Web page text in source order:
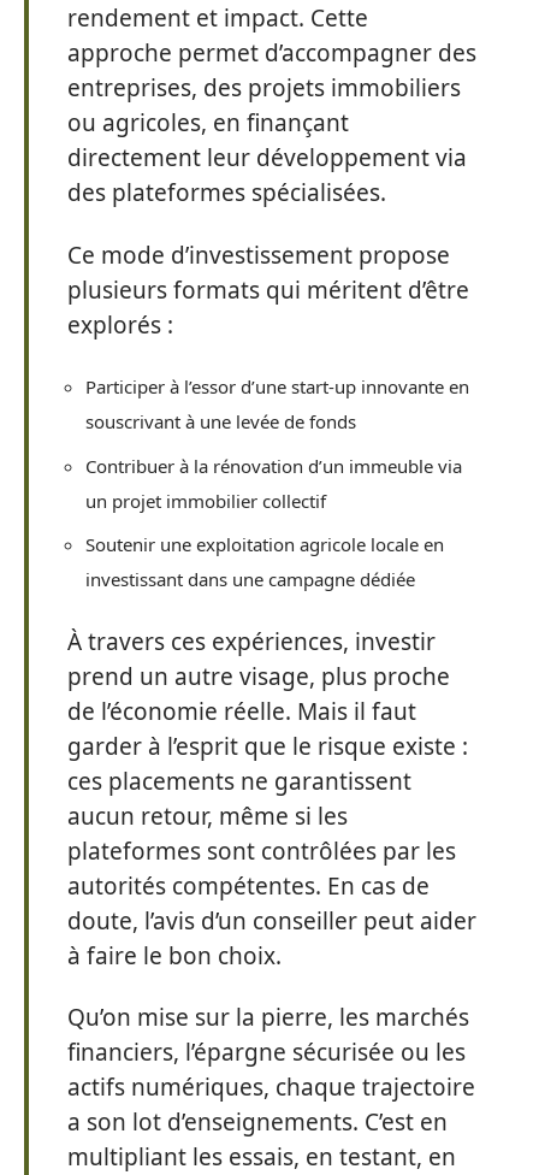
rendement et impact. Cette
approche permet d’accompagner des
entreprises, des projets immobiliers
ou agricoles, en finançant
directement leur développement via
des plateformes spécialisées.
Ce mode d’investissement propose
plusieurs formats qui méritent d’être
explorés :
Participer à l’essor d’une start-up innovante en
souscrivant à une levée de fonds
Contribuer à la rénovation d’un immeuble via
un projet immobilier collectif
Soutenir une exploitation agricole locale en
investissant dans une campagne dédiée
À travers ces expériences, investir
prend un autre visage, plus proche
de l’économie réelle. Mais il faut
garder à l’esprit que le risque existe :
ces placements ne garantissent
aucun retour, même si les
plateformes sont contrôlées par les
autorités compétentes. En cas de
doute, l’avis d’un conseiller peut aider
à faire le bon choix.
Qu’on mise sur la pierre, les marchés
financiers, l’épargne sécurisée ou les
actifs numériques, chaque trajectoire
a son lot d’enseignements. C’est en
multipliant les essais, en testant, en